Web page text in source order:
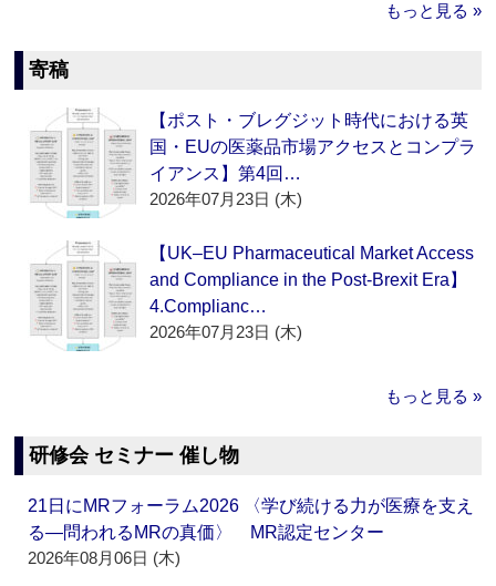
もっと見る »
寄稿
【ポスト・ブレグジット時代における英
国・EUの医薬品市場アクセスとコンプラ
イアンス】第4回…
2026年07月23日 (木)
【UK–EU Pharmaceutical Market Access
and Compliance in the Post-Brexit Era】
4.Complianc…
2026年07月23日 (木)
もっと見る »
研修会 セミナー 催し物
21日にMRフォーラム2026 〈学び続ける力が医療を支え
る―問われるMRの真価〉 MR認定センター
2026年08月06日 (木)